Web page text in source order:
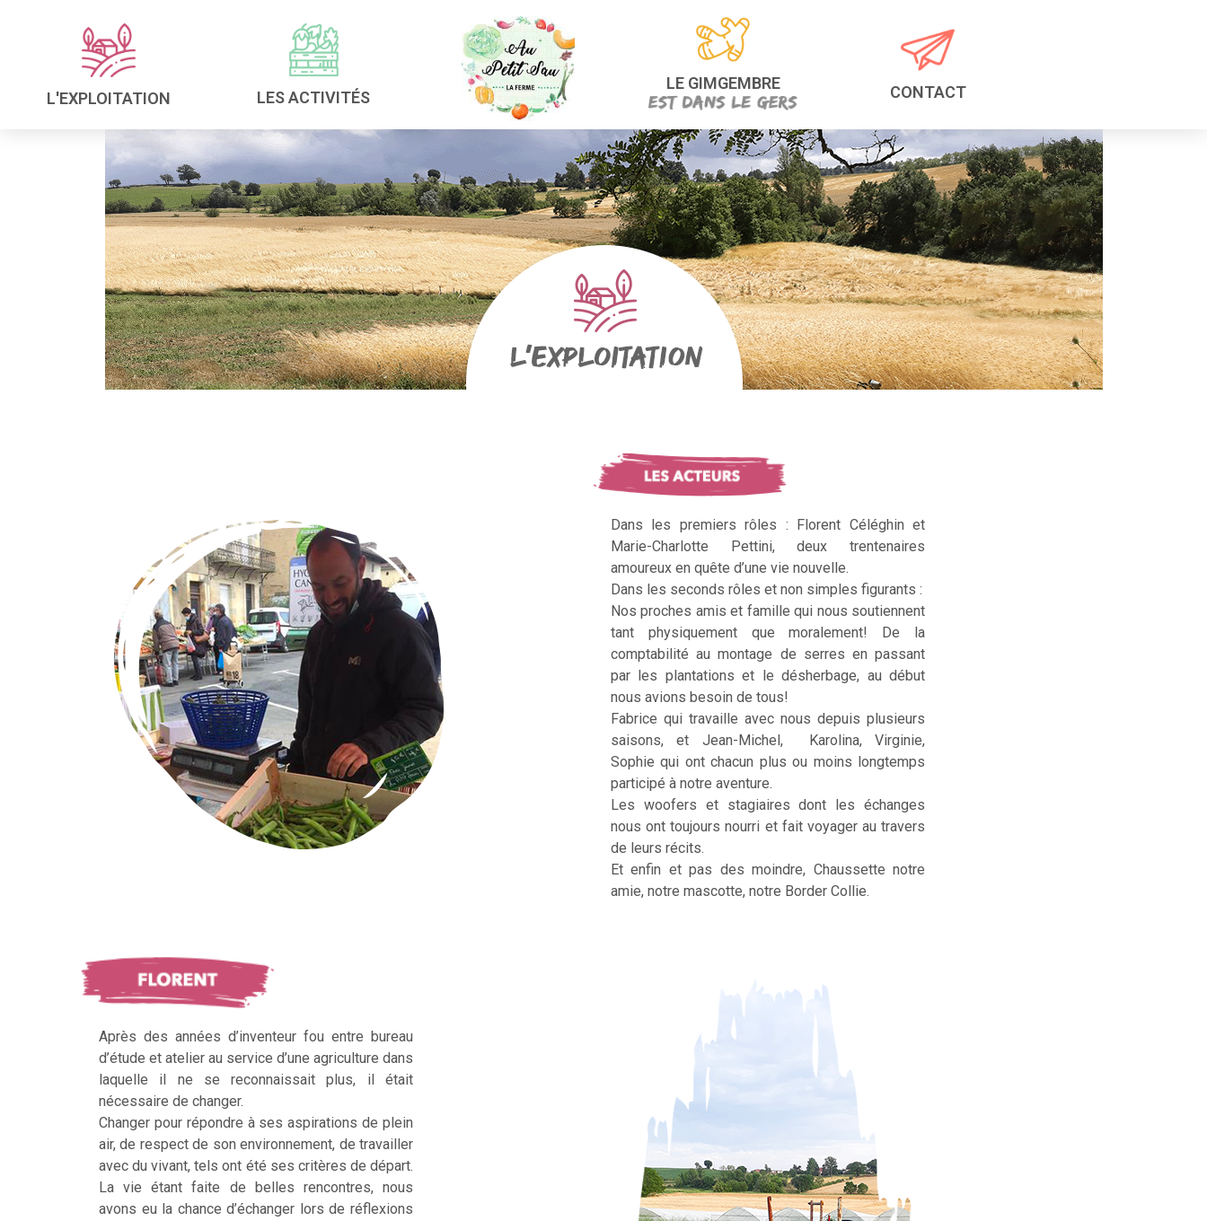
L'EXPLOITATION LES ACTIVITÉS
LE GIMGEMBRE CONTACT
Dans les premiers rôles : Florent Céléghin et
Marie-Charlotte Pettini, deux trentenaires
amoureux en quête d’une vie nouvelle.
Dans les seconds rôles et non simples figurants :
Nos proches amis et famille qui nous soutiennent
tant physiquement que moralement! De la
comptabilité au montage de serres en passant
par les plantations et le désherbage, au début
nous avions besoin de tous!
Fabrice qui travaille avec nous depuis plusieurs
saisons, et Jean-Michel, Karolina, Virginie,
Sophie qui ont chacun plus ou moins longtemps
participé à notre aventure.
Les woofers et stagiaires dont les échanges
nous ont toujours nourri et fait voyager au travers
de leurs récits.
Et enfin et pas des moindre, Chaussette notre
amie, notre mascotte, notre Border Collie.
Après des années d’inventeur fou entre bureau
d’étude et atelier au service d’une agriculture dans
laquelle il ne se reconnaissait plus, il était
nécessaire de changer.
Changer pour répondre à ses aspirations de plein
air, de respect de son environnement, de travailler
avec du vivant, tels ont été ses critères de départ.
La vie étant faite de belles rencontres, nous
avons eu la chance d’échanger lors de réflexions